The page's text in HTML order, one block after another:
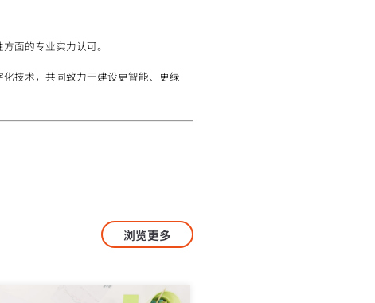
面的专业实力认可。
技术，共同致力于建设更智能、更绿
浏览更多